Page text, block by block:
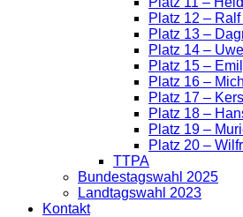
Platz 12 –
Platz 13 –
Platz 14 –
Platz 15 –
Platz 16 –
Platz 17 –
Platz 18 –
Platz 19 –
Platz 20 –
TTPA
Bundestagswahl 2025
Landtagswahl 2023
Kontakt